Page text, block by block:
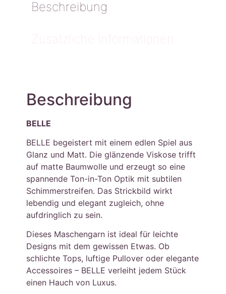
Beschreibung
Zusätzliche Informationen
Beschreibung
BELLE
BELLE begeistert mit einem edlen Spiel aus
Glanz und Matt. Die glänzende Viskose trifft
auf matte Baumwolle und erzeugt so eine
spannende Ton-in-Ton Optik mit subtilen
Schimmerstreifen. Das Strickbild wirkt
lebendig und elegant zugleich, ohne
aufdringlich zu sein.
Dieses Maschengarn ist ideal für leichte
Designs mit dem gewissen Etwas. Ob
schlichte Tops, luftige Pullover oder elegante
Accessoires – BELLE verleiht jedem Stück
einen Hauch von Luxus.